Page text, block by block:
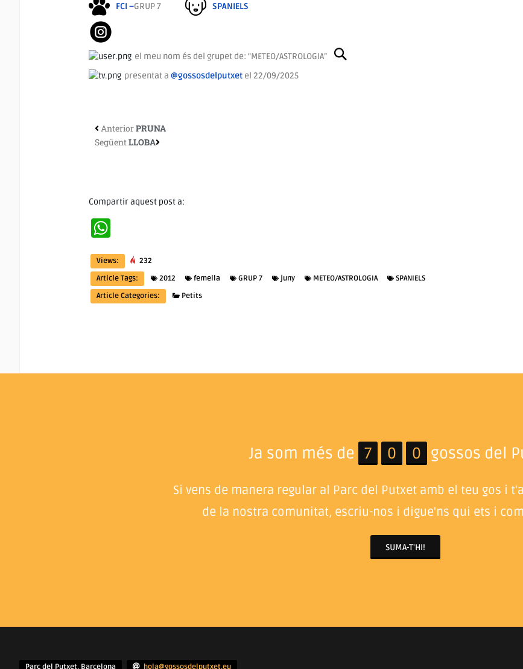
FCI –GRUP 7 SPANIELS
el meu nom és del grupet de: “METEO/ASTROLOGIA”
presentat a @gossosdelputxet el 22/09/2025
AnteriorPRUNA
SegüentLLOBA
Compartir aquest post a:
Views:
232
Article Tags:
2012 femella GRUP 7 juny METEO/ASTROLOGIA
SPANIELS
Article Categories:
Petits
Ja som més de 7 0 0 gossos del
Si vens de manera regular al Parc del Putxet amb el teu gos i
de la nostra comunitat, escriu-nos i digue'ns qui ets i
SUMA-T'HI!
Parc del Putxet, Barcelona hola@gossosdelputxet.eu